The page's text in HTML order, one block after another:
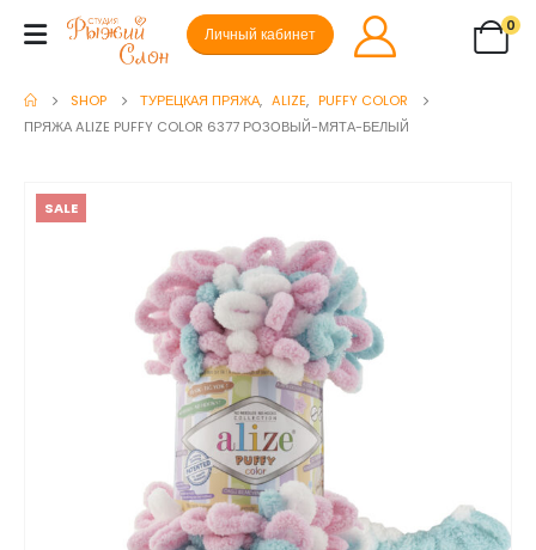
Личный кабинет
0
SHOP ТУРЕЦКАЯ ПРЯЖА, ALIZE, PUFFY COLOR
ПРЯЖА ALIZE PUFFY COLOR 6377 РОЗОВЫЙ-МЯТА-БЕЛЫЙ
SALE